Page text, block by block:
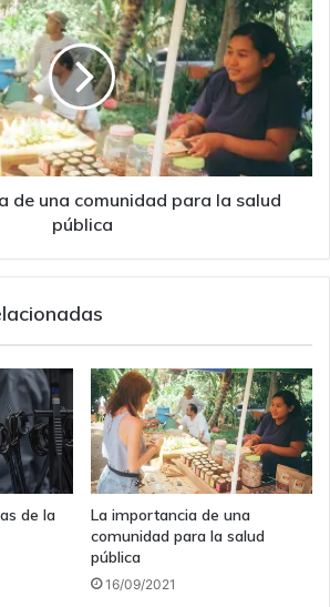
de una comunidad para la salud
pública
de la
La importancia de una
comunidad para la salud
pública
16/09/2021